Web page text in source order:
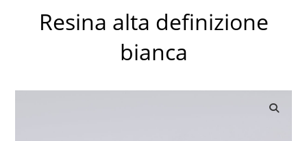
contenutoResina alta definizione
bianca